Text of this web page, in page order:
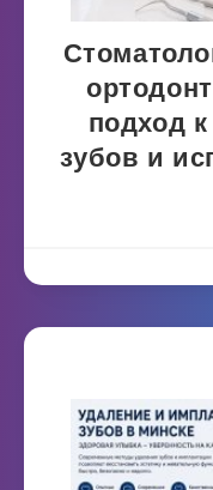
подход
зубов и